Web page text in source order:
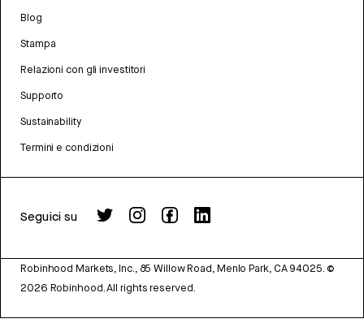
Blog
Stampa
Relazioni con gli investitori
Supporto
Sustainability
Termini e condizioni
Seguici su
Robinhood Markets, Inc., 85 Willow Road, Menlo Park, CA 94025. ©
2026 Robinhood. All rights reserved.